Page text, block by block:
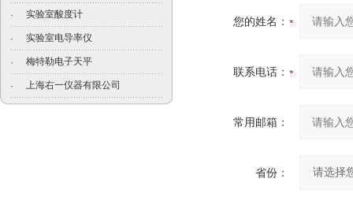
· 实验室酸度计
· 实验室电导率仪
· 梅特勒电子天平
· 上海右一仪器有限公司
您的姓名：
联系电话：
常用邮箱：
省份：